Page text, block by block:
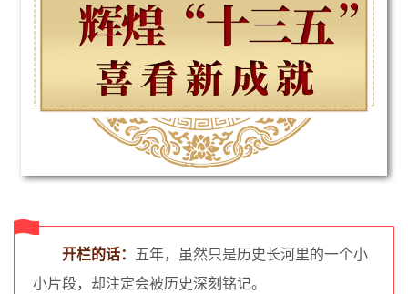
开栏的话： 五年，虽然只是历史长河里的一个小
小片段，却注定会被历史深刻铭记。